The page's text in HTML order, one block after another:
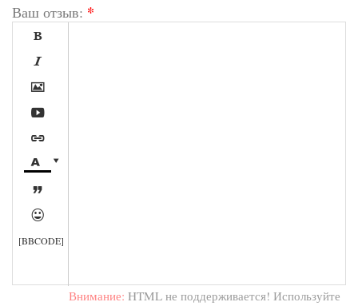
Ваш отзыв: *









[BBCODE]
Внимание: HTML не поддерживается! Используйте